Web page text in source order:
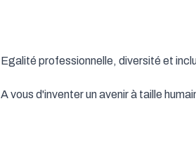
Egalité professionnelle, diversité et
A vous d'inventer un avenir à taille